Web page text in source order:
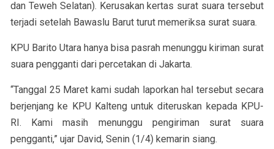
dan Teweh Selatan). Kerusakan kertas surat suara tersebut
terjadi setelah Bawaslu Barut turut memeriksa surat suara.
KPU Barito Utara hanya bisa pasrah menunggu kiriman surat
suara pengganti dari percetakan di Jakarta.
“Tanggal 25 Maret kami sudah laporkan hal tersebut secara
berjenjang ke KPU Kalteng untuk diteruskan kepada KPU-
RI. Kami masih menunggu pengiriman surat suara
pengganti,” ujar David, Senin (1/4) kemarin siang.